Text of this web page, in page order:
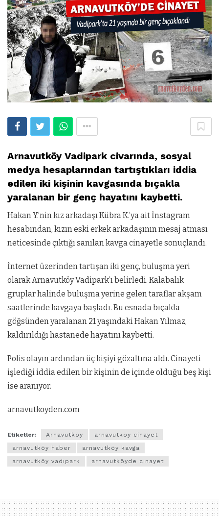
Arnavutköy Vadipark civarında, sosyal
medya hesaplarından tartıştıkları iddia
edilen iki kişinin kavgasında bıçakla
yaralanan bir genç hayatını kaybetti.
Hakan Y.’nin kız arkadaşı Kübra K.’ya ait İnstagram
hesabından, kızın eski erkek arkadaşının mesaj atması
neticesinde çıktığı sanılan kavga cinayetle sonuçlandı.
İnternet üzerinden tartışan iki genç, buluşma yeri
olarak Arnavutköy Vadipark’ı belirledi. Kalabalık
gruplar halinde buluşma yerine gelen taraflar akşam
saatlerinde kavgaya başladı. Bu esnada bıçakla
göğsünden yaralanan 21 yaşındaki Hakan Yılmaz,
kaldırıldığı hastanede hayatını kaybetti.
Polis olayın ardından üç kişiyi gözaltına aldı. Cinayeti
işlediği iddia edilen bir kişinin de içinde olduğu beş kişi
ise aranıyor.
arnavutkoyden.com
Etiketler: Arnavutköy
arnavutköy cinayet
arnavutköy haber
arnavutköy kavga
arnavutköy vadipark
arnavutköyde cinayet